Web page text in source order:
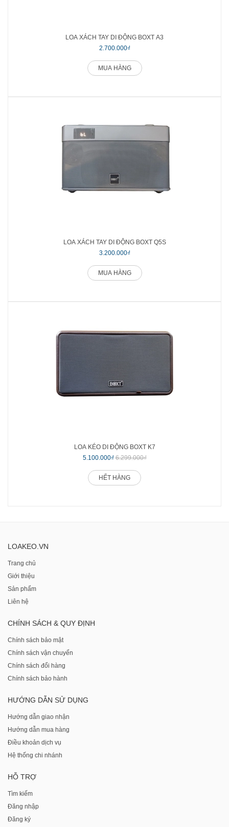
LOA XÁCH TAY DI ĐỘNG BOXT A3
2.700.000₫
MUA HÀNG
LOA XÁCH TAY DI ĐỘNG BOXT Q5S
3.200.000₫
MUA HÀNG
LOA KÉO DI ĐỘNG BOXT K7
5.100.000₫ 6.299.000₫
HẾT HÀNG
LOAKEO.VN
Trang chủ
Giới thiệu
Sản phẩm
Liên hệ
CHÍNH SÁCH & QUY ĐỊNH
Chính sách bảo mật
Chính sách vận chuyển
Chính sách đổi hàng
Chính sách bảo hành
HƯỚNG DẪN SỬ DỤNG
Hướng dẫn giao nhận
Hướng dẫn mua hàng
Điều khoản dịch vụ
Hệ thống chi nhánh
HỖ TRỢ
Tìm kiếm
Đăng nhập
Đăng ký